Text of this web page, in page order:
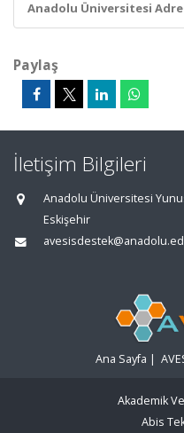
Anadolu Üniversitesi
Paylaş
İletişim Bilgileri
Anadolu Üniversitesi
Eskişehir
Ana Sayfa |
Akademik
Abis